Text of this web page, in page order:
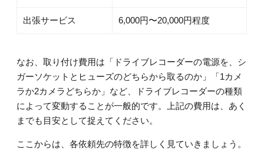
出張サービス 6,000円〜20,000円程度
なお、取り付け費用は「ドライブレコーダーの電源を、シ
ガーソケットとヒューズのどちらから取るのか」「1カメ
ラか2カメラどちらか」など、ドライブレコーダーの種類
によって変動することが一般的です。上記の費用は、あく
までも目安として捉えてください。
ここからは、各依頼先の特徴を詳しく見ていきましょう。